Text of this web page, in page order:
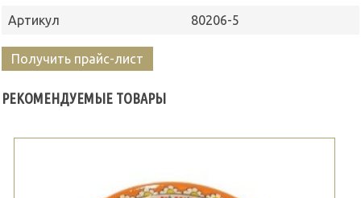
Артикул 80206-5
Получить прайс-лист
РЕКОМЕНДУЕМЫЕ ТОВАРЫ